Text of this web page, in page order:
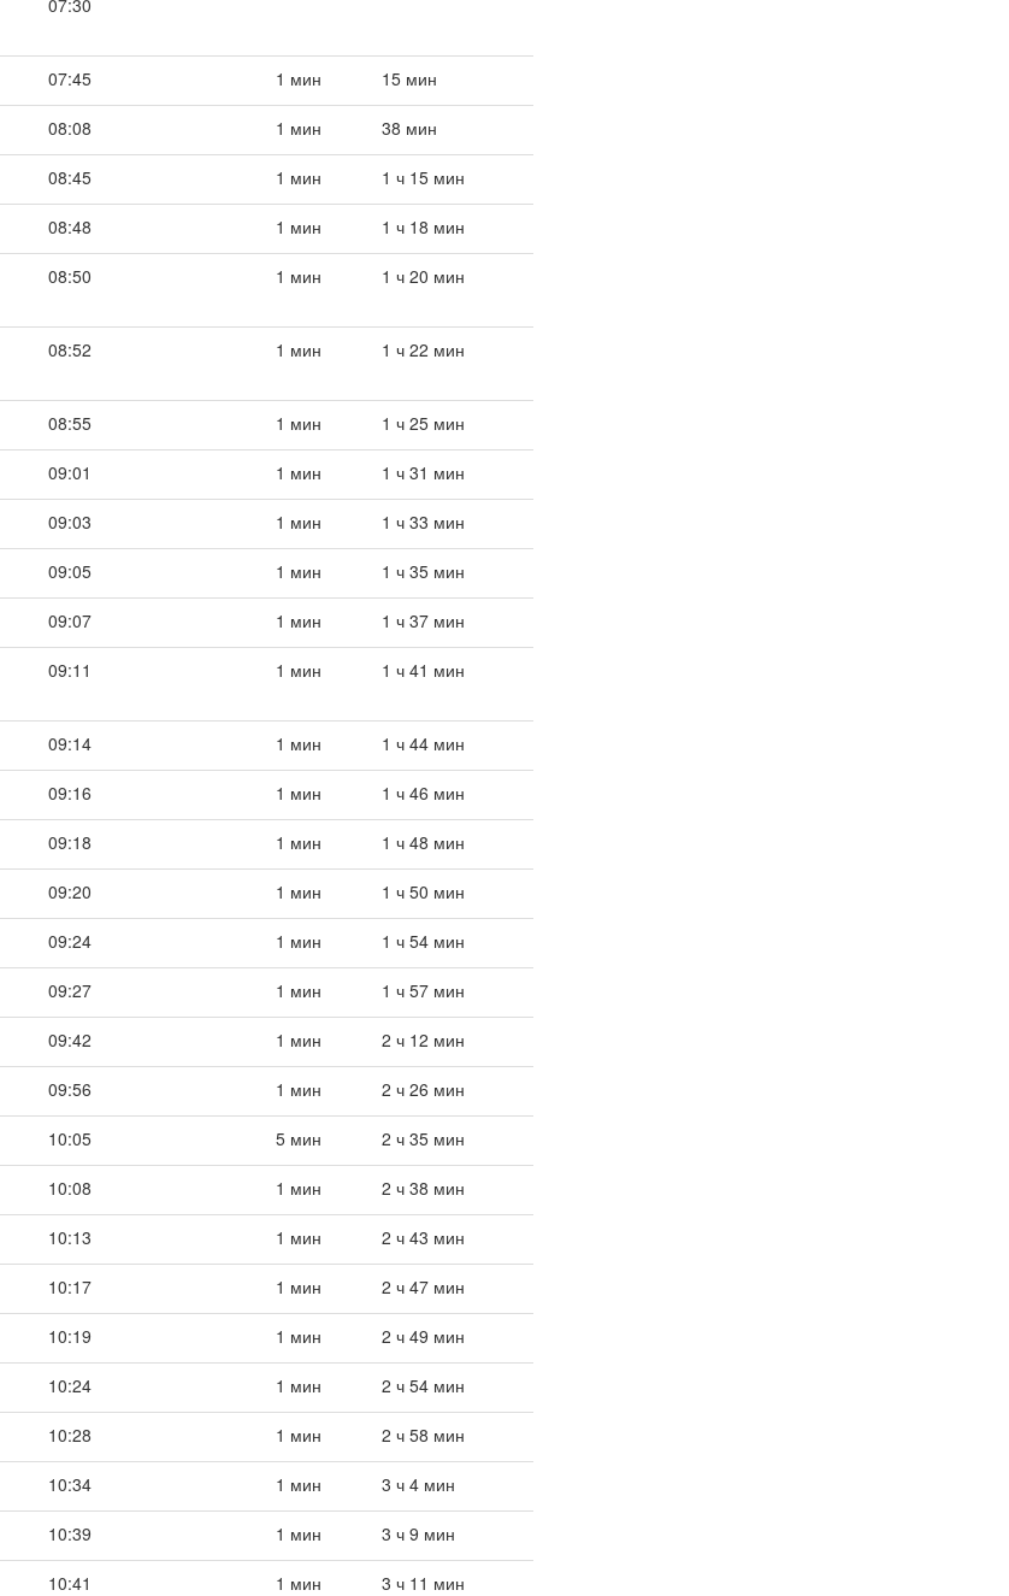
07:30
07:45 1 мин 15 мин
08:08 1 мин 38 мин
08:45 1 мин 1 ч 15 мин
08:48 1 мин 1 ч 18 мин
08:50 1 мин 1 ч 20 мин
08:52 1 мин 1 ч 22 мин
08:55 1 мин 1 ч 25 мин
09:01 1 мин 1 ч 31 мин
09:03 1 мин 1 ч 33 мин
09:05 1 мин 1 ч 35 мин
09:07 1 мин 1 ч 37 мин
09:11 1 мин 1 ч 41 мин
09:14 1 мин 1 ч 44 мин
09:16 1 мин 1 ч 46 мин
09:18 1 мин 1 ч 48 мин
09:20 1 мин 1 ч 50 мин
09:24 1 мин 1 ч 54 мин
09:27 1 мин 1 ч 57 мин
09:42 1 мин 2 ч 12 мин
09:56 1 мин 2 ч 26 мин
10:05 5 мин 2 ч 35 мин
10:08 1 мин 2 ч 38 мин
10:13 1 мин 2 ч 43 мин
10:17 1 мин 2 ч 47 мин
10:19 1 мин 2 ч 49 мин
10:24 1 мин 2 ч 54 мин
10:28 1 мин 2 ч 58 мин
10:34 1 мин 3 ч 4 мин
10:39 1 мин 3 ч 9 мин
10:41 1 мин 3 ч 11 мин